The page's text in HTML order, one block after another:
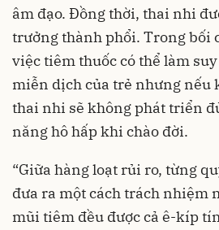
âm đạo. Đồng thời, thai nhi
trưởng thành phổi. Trong bối
việc tiêm thuốc có thể làm
miễn dịch của trẻ nhưng nếu
thai nhi sẽ không phát triển
năng hô hấp khi chào đời.
“Giữa hàng loạt rủi ro, từng
đưa ra một cách trách nhiệm
mũi tiêm đều được cả ê-kíp